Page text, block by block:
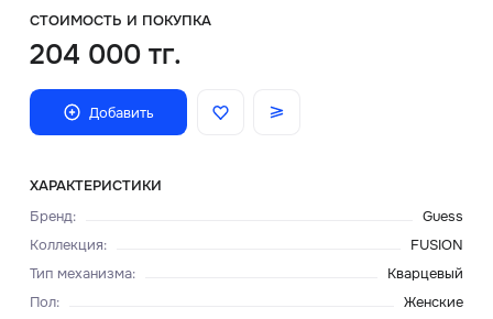
СТОИМОСТЬ И ПОКУПКА
204 000 тг.
Добавить
ХАРАКТЕРИСТИКИ
Бренд:
Guess
Коллекция:
FUSION
Тип механизма:
Кварцевый
Пол:
Женские
О нас
Доставка и оплата